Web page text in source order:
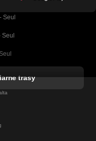
Seul
trasy